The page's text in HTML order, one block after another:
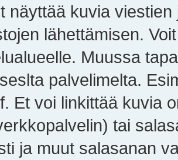
näyttää kuvia
lähettämisen.
Muussa
palvelimelta.
Et voi linkittää kuvia
tai
ja muut salasanan